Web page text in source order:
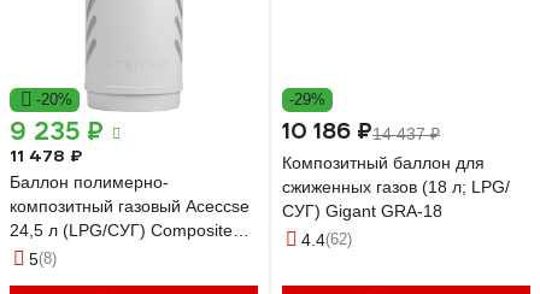
-20%
9 235 ₽
11 478 ₽
Баллон полимерно-
композитный газовый Aceccse
24,5 л (LPG/СУГ) Composite
ACE24.5RW
5(8)
-29%
10 186 ₽14 437 ₽
Композитный баллон для
сжиженных газов (18 л; LPG/
СУГ) Gigant GRA-18
4.4(62)